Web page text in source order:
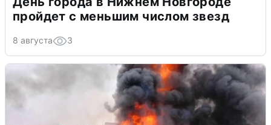
пройдет с меньшим числом звезд
8 августа 3